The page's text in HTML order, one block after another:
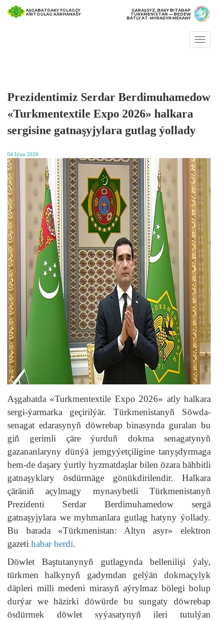
AŞGABATDAKY ÝOLAGÇY
AWTOULAG KÄRHANASY
GARAŞSYZ, BAKY BITARAP
TÜRKMENISTAN — BEDEW
BATLY AT-MYRADYŇ MEKANY
Prezidentimiz Serdar Berdimuhamedow
«Turkmentextile Expo 2026» halkara
sergisine gatnaşyjylara gutlag ýollady
04 Iýun 2026
Aşgabatda «Turkmentextile Expo 2026» atly halkara
sergi-ýarmarka geçirilýär. Türkmenistanyň Söwda-
senagat edarasynyň döwrebap binasynda guralan bu
giň gerimli çäre ýurduň dokma senagatynyň
gazananlaryny dünýä jemgyýetçiligine tanyşdyrmaga
hem-de daşary ýurtly hyzmatdaşlar bilen özara bähbitli
gatnaşyklary ösdürmäge gönükdirilendir. Halkara
çäräniň açylmagy mynasybetli Türkmenistanyň
Prezidenti Serdar Berdimuhamedow sergä
gatnaşyjylara we myhmanlara gutlag hatyny ýollady.
Bu barada «Türkmenistan: Altyn asyr» elektron
gazeti habar berdi.
Döwlet Baştutanynyň gutlagynda bellenilişi ýaly,
türkmen halkynyň gadymdan gelýän dokmaçylyk
däpleri milli medeni mirasyň aýrylmaz bölegi bolup
durýar we häzirki döwürde bu sungaty döwrebap
ösdürmek döwlet syýasatynyň ileri tutulýan